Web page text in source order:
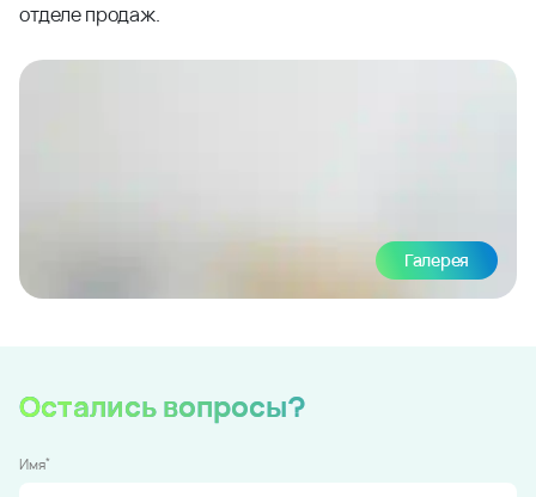
отделе продаж.
Галерея
Остались вопросы?
Имя*